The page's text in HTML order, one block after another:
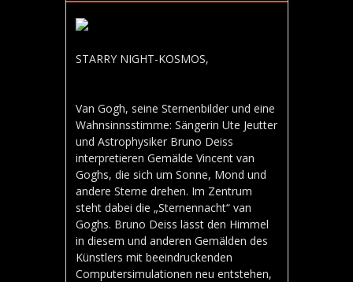
STARRY NIGHT-KOSMOS,
Van Gogh, seine Sternenbilder und eine
Wahnsinnsstimme: Sängerin Ute Jeutter
und Astrophysiker Bruno Deiss
interpretieren Gemälde Vincent van
Goghs, die sich um Sonne, Mond und
andere Sterne drehen. Im Zentrum
steht dabei die „Sternennacht“ van
Goghs. Bruno Deiss lässt den Himmel
in diesem und anderen Gemälden des
Künstlers mit beeindruckenden
Computersimulationen neu entstehen,